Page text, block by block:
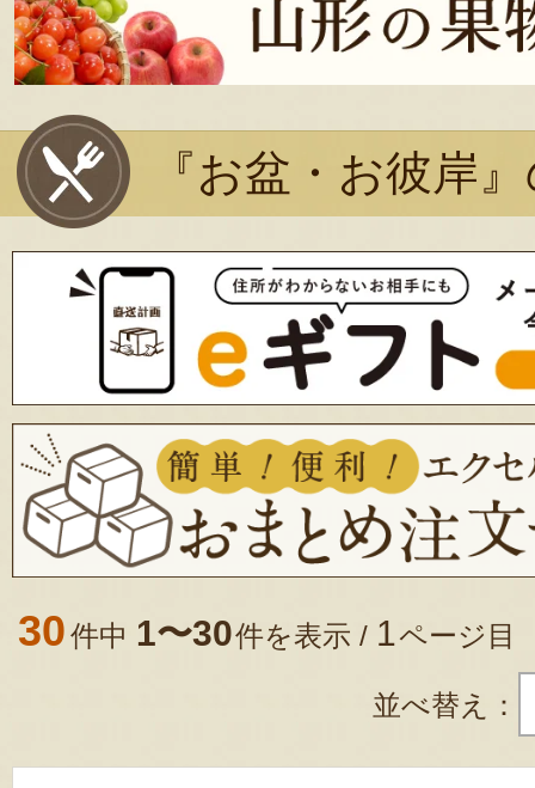
『お盆・お彼岸
30件中 1〜30件を表示 / 1ページ目
並べ替え：